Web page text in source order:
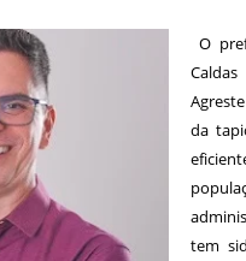
O
da
tem